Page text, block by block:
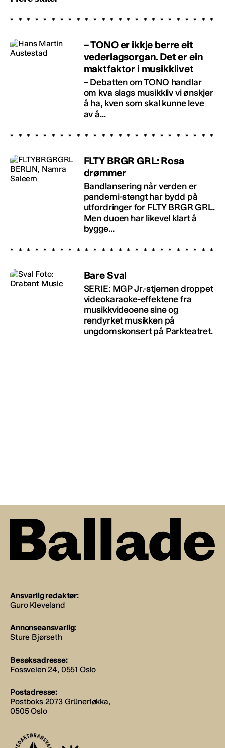
– TONO er ikkje berre eit
vederlagsorgan. Det er ein
maktfaktor i musikklivet
– Debatten om TONO handlar
om kva slags musikkliv vi ønskjer
å ha, kven som skal kunne leve
av å...
FLTY BRGR GRL: Rosa
drømmer
Bandlansering når verden er
pandemi-stengt har bydd på
utfordringer for FLTY BRGR GRL.
Men duoen har likevel klart å
bygge...
Bare Sval
SERIE: MGP Jr.-stjernen droppet
videokaraoke-effektene fra
musikkvideoene sine og
rendyrket musikken på
ungdomskonsert på Parkteatret.
Ansvarlig redaktør:
Guro Kleveland
Annonseansvarlig:
Sture Bjørseth
Besøksadresse:
Fossveien 24, 0551 Oslo
Postadresse:
Postboks 2073 Grünerløkka,
0505 Oslo